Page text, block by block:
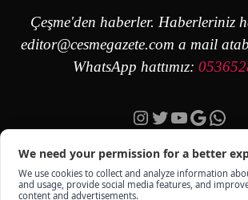
Çeşme'den haberler. Haberleriniz
editor@cesmegazete.com a mail
WhatsApp hattımız:
Instagram
Twitter
YouTube
Google